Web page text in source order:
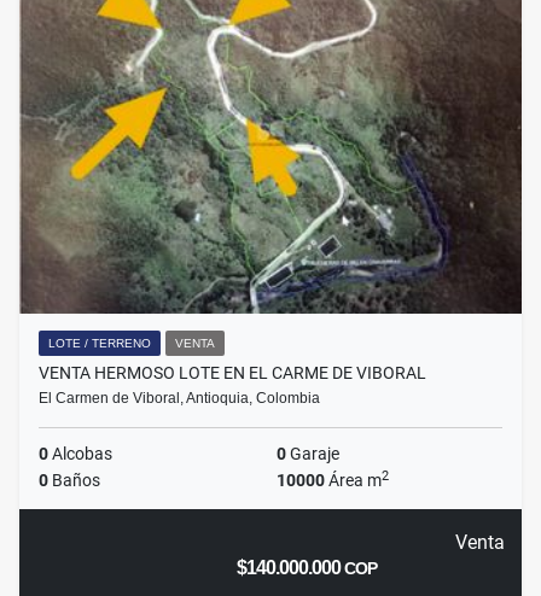
LOTE / TERRENO VENTA
VENTA HERMOSO LOTE EN EL CARME DE VIBORAL
El Carmen de Viboral, Antioquia, Colombia
0Alcobas 0Garaje
0 Baños 10000Área m2
Venta
$140.000.000COP